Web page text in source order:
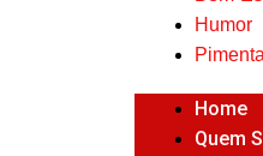
Humor
Pimenta
Home
Quem